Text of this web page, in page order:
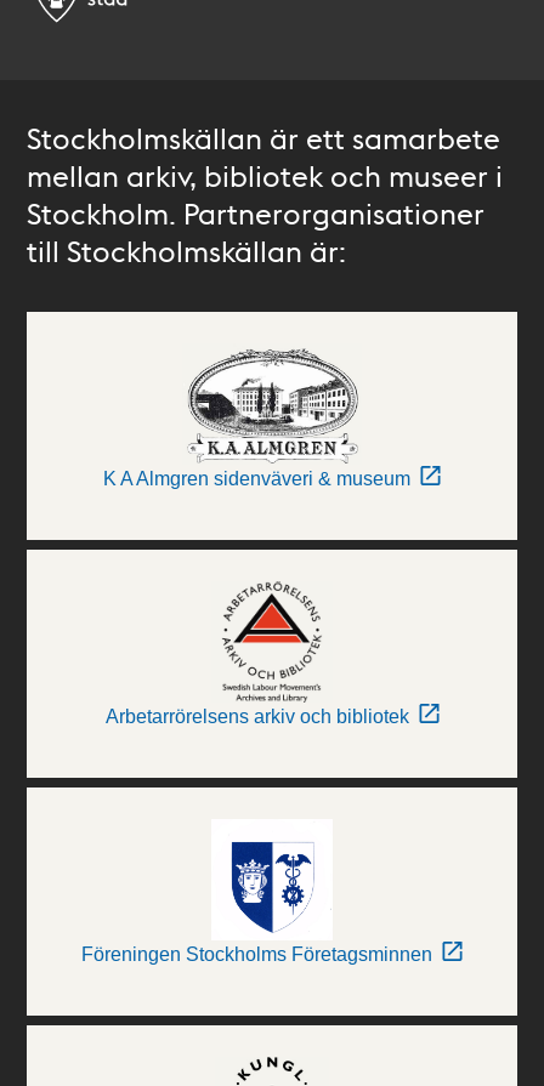
Stockholmskällan är ett samarbete
mellan arkiv, bibliotek och museer i
Stockholm. Partnerorganisationer
till Stockholmskällan är:
K A Almgren sidenväveri & museum
Arbetarrörelsens arkiv och bibliotek
Föreningen Stockholms Företagsminnen